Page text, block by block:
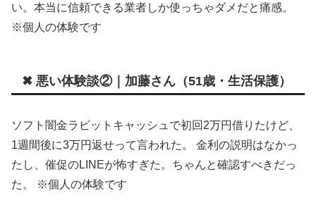
い。本当に信頼できる業者しか使っちゃダメだと痛感。
※個人の体験です
✖ 悪い体験談②｜加藤さん（51歳・生活保護）
ソフト闇金ラビットキャッシュで初回2万円借りたけど、
1週間後に3万円返せって言われた。 金利の説明はなかっ
たし、催促のLINEが怖すぎた。ちゃんと確認すべきだっ
た。 ※個人の体験です